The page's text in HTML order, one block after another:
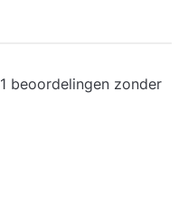
1 beoordelingen zonder